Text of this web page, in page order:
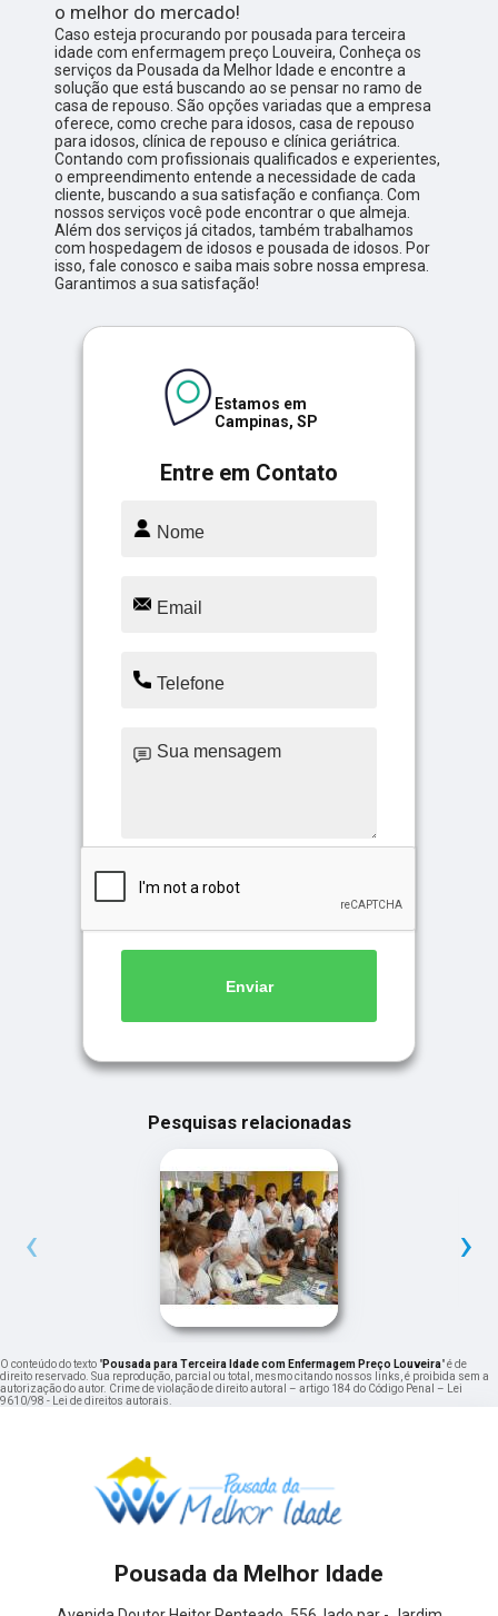
o melhor do mercado!
Caso esteja procurando por pousada para terceira
idade com enfermagem preço Louveira, Conheça os
serviços da Pousada da Melhor Idade e encontre a
solução que está buscando ao se pensar no ramo de
casa de repouso. São opções variadas que a empresa
oferece, como creche para idosos, casa de repouso
para idosos, clínica de repouso e clínica geriátrica.
Contando com profissionais qualificados e experientes,
o empreendimento entende a necessidade de cada
cliente, buscando a sua satisfação e confiança. Com
nossos serviços você pode encontrar o que almeja.
Além dos serviços já citados, também trabalhamos
com hospedagem de idosos e pousada de idosos. Por
isso, fale conosco e saiba mais sobre nossa empresa.
Garantimos a sua satisfação!
Entre em Contato
Estamos em
Campinas, SP
Enviar
Pesquisas relacionadas
‹ ›
O conteúdo do texto "Pousada para Terceira Idade com Enfermagem Preço Louveira" é de
direito reservado. Sua reprodução, parcial ou total, mesmo citando nossos links, é proibida sem a
autorização do autor. Crime de violação de direito autoral – artigo 184 do Código Penal – Lei
9610/98 - Lei de direitos autorais.
Pousada da Melhor Idade